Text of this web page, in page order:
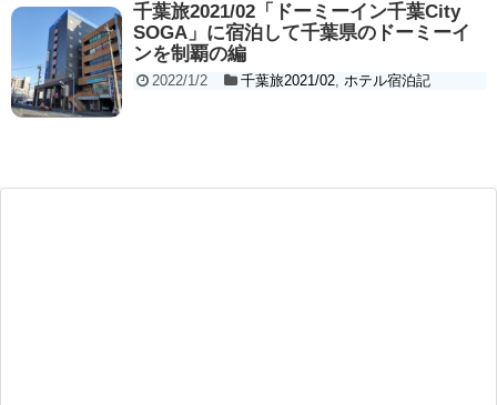
千葉旅2021/02「ドーミーイン千葉City
SOGA」に宿泊して千葉県のドーミーイ
ンを制覇の編
2022/1/2 千葉旅2021/02, ホテル宿泊記